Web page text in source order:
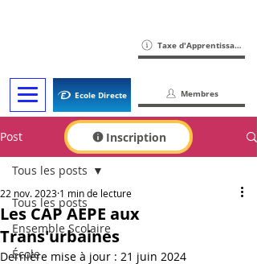
Ecole Directe
Taxe d'Apprentissage
Membres
Inscription
Post
Tous les posts
Ensemble Scolaire
École
Tous les posts
Les CAP AEPE aux
Trans'urbaines
22 nov. 2023 1 min de lecture
Dernière mise à jour : 21 juin 2024